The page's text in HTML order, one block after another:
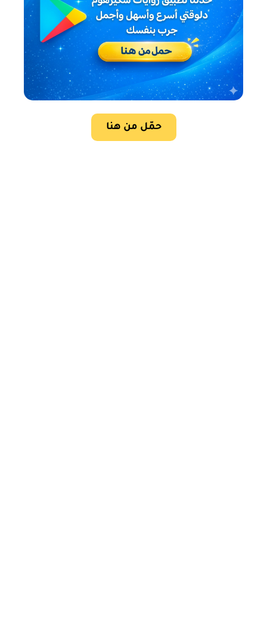
حمّل من هنا